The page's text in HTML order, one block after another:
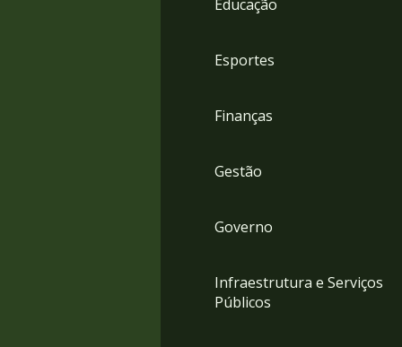
Educação
Esportes
Finanças
Gestão
Governo
Infraestrutura e Serviços
Públicos